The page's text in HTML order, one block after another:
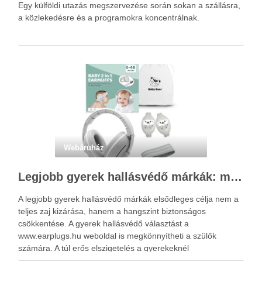
Egy külföldi utazás megszervezése során sokan a szállásra,
a közlekedésre és a programokra koncentrálnak.
Webáruház
Legjobb gyerek hallásvédő márkák: mire figyeljenek a szülők választáskor?
A legjobb gyerek hallásvédő márkák elsődleges célja nem a
teljes zaj kizárása, hanem a hangszint biztonságos
csökkentése. A gyerek hallásvédő választást a
www.earplugs.hu weboldal is megkönnyítheti a szülők
számára. A túl erős elszigetelés a gyerekeknél
kényelmetlenséget, félelmet vagy dezorientáltságot is